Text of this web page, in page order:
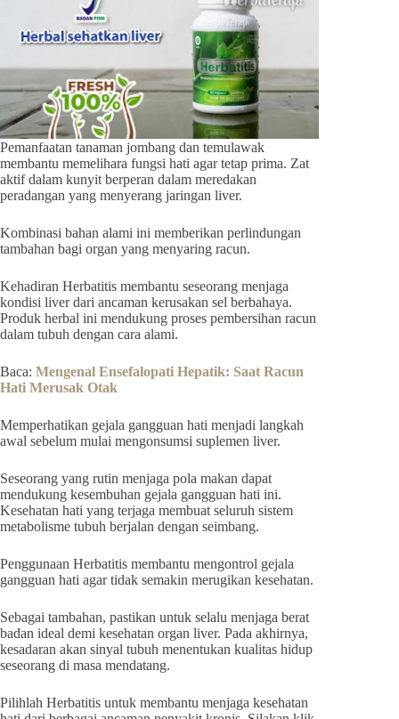
Pemanfaatan tanaman jombang dan temulawak
membantu memelihara fungsi hati agar tetap prima. Zat
aktif dalam kunyit berperan dalam meredakan
peradangan yang menyerang jaringan liver.
Kombinasi bahan alami ini memberikan perlindungan
tambahan bagi organ yang menyaring racun.
Kehadiran Herbatitis membantu seseorang menjaga
kondisi liver dari ancaman kerusakan sel berbahaya.
Produk herbal ini mendukung proses pembersihan racun
dalam tubuh dengan cara alami.
Baca: Mengenal Ensefalopati Hepatik: Saat Racun
Hati Merusak Otak
Memperhatikan gejala gangguan hati menjadi langkah
awal sebelum mulai mengonsumsi suplemen liver.
Seseorang yang rutin menjaga pola makan dapat
mendukung kesembuhan gejala gangguan hati ini.
Kesehatan hati yang terjaga membuat seluruh sistem
metabolisme tubuh berjalan dengan seimbang.
Penggunaan Herbatitis membantu mengontrol gejala
gangguan hati agar tidak semakin merugikan kesehatan.
Sebagai tambahan, pastikan untuk selalu menjaga berat
badan ideal demi kesehatan organ liver. Pada akhirnya,
kesadaran akan sinyal tubuh menentukan kualitas hidup
seseorang di masa mendatang.
Pilihlah Herbatitis untuk membantu menjaga kesehatan